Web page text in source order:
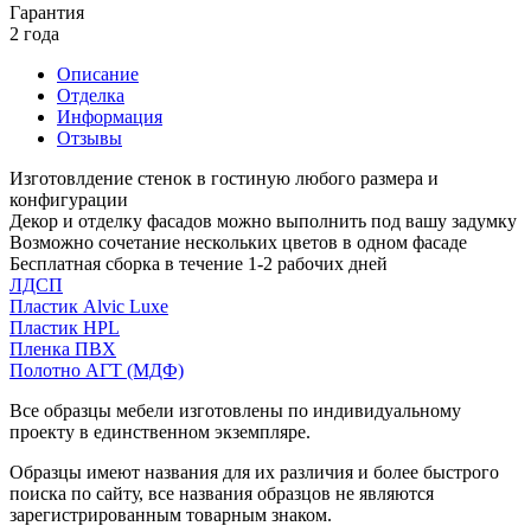
Гарантия
2 года
Описание
Отделка
Информация
Отзывы
Изготовлдение стенок в гостиную любого размера и
конфигурации
Декор и отделку фасадов можно выполнить под вашу задумку
Возможно сочетание нескольких цветов в одном фасаде
Бесплатная сборка в течение 1-2 рабочих дней
ЛДСП
Пластик Alvic Luxe
Пластик HPL
Пленка ПВХ
Полотно АГТ (МДФ)
Все образцы мебели изготовлены по индивидуальному
проекту в единственном экземпляре.
Образцы имеют названия для их различия и более быстрого
поиска по сайту, все названия образцов не являются
зарегистрированным товарным знаком.